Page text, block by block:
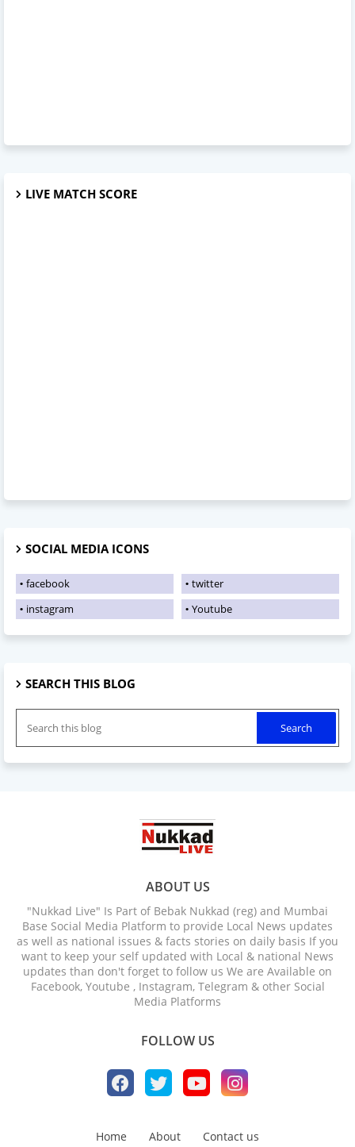
LIVE MATCH SCORE
SOCIAL MEDIA ICONS
facebook
twitter
instagram
Youtube
SEARCH THIS BLOG
ABOUT US
"Nukkad Live" Is Part of Bebak Nukkad (reg) and Mumbai
Base Social Media Platform to provide Local News updates
as well as national issues & facts stories on daily basis If you
want to keep your self updated with Local & national News
updates than don't forget to follow us We are Available on
Facebook, Youtube , Instagram, Telegram & other Social
Media Platforms
FOLLOW US
Home About Contact us